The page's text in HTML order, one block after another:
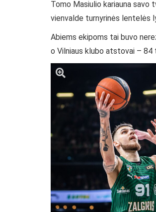
Tomo Masiulio kariauna savo
vienvalde turnyrinės lentelės
Abiems ekipoms tai buvo
o Vilniaus klubo atstovai – 84